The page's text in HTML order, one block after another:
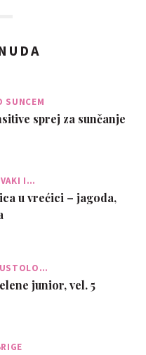
SUNCEM
sprej za sunčanje
I…
u vrećici – jagoda,
junior, vel. 5